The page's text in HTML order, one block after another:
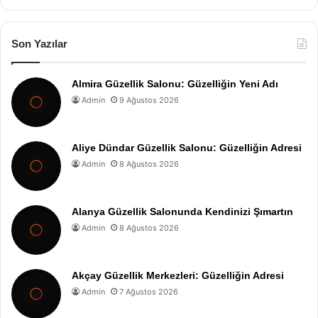
Son Yazılar
Almira Güzellik Salonu: Güzelliğin Yeni Adı
Admin 9 Ağustos 2026
Aliye Dündar Güzellik Salonu: Güzelliğin Adresi
Admin 8 Ağustos 2026
Alanya Güzellik Salonunda Kendinizi Şımartın
Admin 8 Ağustos 2026
Akçay Güzellik Merkezleri: Güzelliğin Adresi
Admin 7 Ağustos 2026